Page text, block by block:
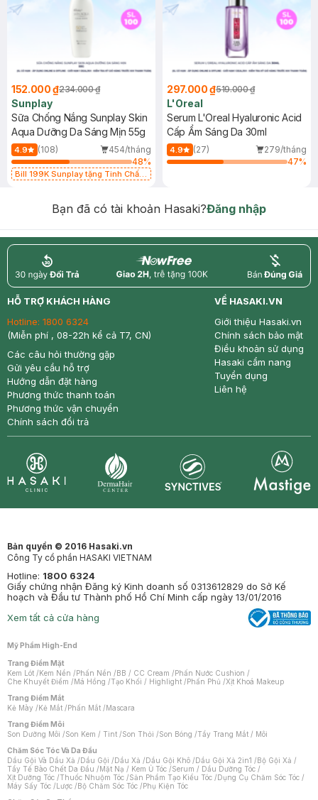
152.000 ₫234.000 ₫
Sunplay
Sữa Chống Nắng Sunplay Skin
Aqua Dưỡng Da Sáng Mịn 55g
4.9 (108)
454/tháng
48%
Bill 199K Sunplay tặng Tinh Chất
297.000 ₫519.000 ₫
L'Oreal
Serum L'Oreal Hyaluronic Acid
Cấp Ẩm Sáng Da 30ml
4.9 (27)
279/tháng
47%
Bạn đã có tài khoản Hasaki?Đăng nhập
return nowfree price
HỖ TRỢ KHÁCH HÀNG
Hotline: 1800 6324
(Miễn phí , 08-22h kể cả T7, CN)
Các câu hỏi thường gặp
Gửi yêu cầu hỗ trợ
Hướng dẫn đặt hàng
Phương thức thanh toán
Phương thức vận chuyển
Chính sách đổi trả
VỀ HASAKI.VN
Giới thiệu Hasaki.vn
Chính sách bảo mật
Điều khoản sử dụng
Hasaki cẩm nang
Tuyển dụng
Liên hệ
Bản quyền © 2016 Hasaki.vn
Công Ty cổ phần HASAKI VIETNAM
Hotline: 1800 6324
Giấy chứng nhận Đăng ký Kinh doanh số 0313612829 do Sở Kế
hoạch và Đầu tư Thành phố Hồ Chí Minh cấp ngày 13/01/2016
Xem tất cả cửa hàng
Mỹ Phẩm High-End
Trang Điểm Mặt
Kem Lót /Kem Nền /Phấn Nền /BB / CC Cream /Phấn Nước Cushion /
Che Khuyết Điểm /Má Hồng /Tạo Khối / Highlight /Phấn Phủ /Xịt Khoá Makeup
Trang Điểm Mắt
Kẻ Mày /Kẻ Mắt /Phấn Mắt /Mascara
Trang Điểm Môi
Son Dưỡng Môi /Son Kem / Tint /Son Thỏi /Son Bóng /Tẩy Trang Mắt / Môi
Chăm Sóc Tóc Và Da Đầu
Dầu Gội Và Dầu Xả /Dầu Gội /Dầu Xả /Dầu Gội Khô /Dầu Gội Xả 2in1 /Bộ Gội Xả /
Tẩy Tế Bào Chết Da Đầu /Mặt Nạ / Kem Ủ Tóc /Serum / Dầu Dưỡng Tóc /
Xịt Dưỡng Tóc /Thuốc Nhuộm Tóc /Sản Phẩm Tạo Kiểu Tóc /Dụng Cụ Chăm Sóc Tóc /
Máy Sấy Tóc /Lược /Bộ Chăm Sóc Tóc /Phụ Kiện Tóc